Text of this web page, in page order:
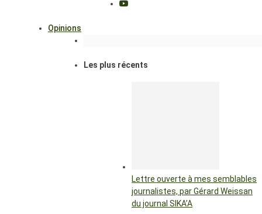
Opinions
Les plus récents
Lettre ouverte à mes semblables
journalistes, par Gérard Weissan
du journal SIKA’A